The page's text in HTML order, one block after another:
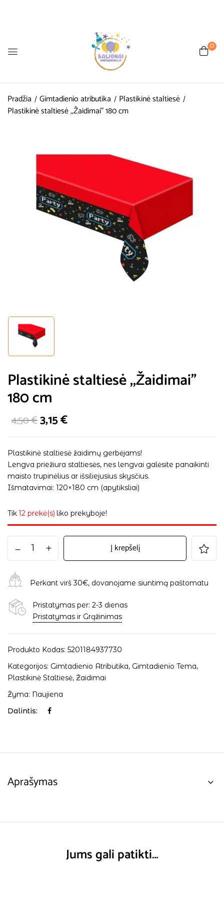
0
Pradžia Gimtadienio atributika
Plastikinė staltiesė
Plastikinė staltiesė ,,Žaidimai” 180 cm
Plastikinė staltiesė ,,Žaidimai”
180 cm
4,50€3,15€
Plastikinė staltiesė žaidimų gerbėjams!
Lengva priežiura staltiesės, nes lengvai galėsite panaikinti
maisto trupinėlius ar išsiliejusius skysčius.
Išmatavimai: 120×180 cm (apytiksliai)
Tik12 prekė(s) liko prekyboje!
Į krepšelį
Perkant virš 30€, dovanojame siuntimą paštomatu
Pristatymas per: 2-3 dienas
Pristatymas ir Grąžinimas
Produkto Kodas: 5201184937730
Kategorijos: Gimtadienio Atributika, Gimtadienio Tema,
Plastikinė Staltiesė, Žaidimai
Žyma: Naujiena
Dalintis:
Aprašymas
Jums gali patikti…